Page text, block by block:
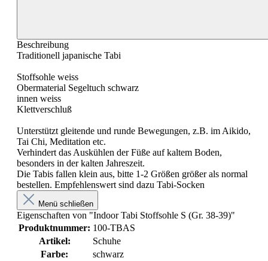
Beschreibung
Traditionell japanische Tabi
Stoffsohle weiss
Obermaterial Segeltuch schwarz
innen weiss
Klettverschluß
Unterstützt gleitende und runde Bewegungen, z.B. im Aikido,
Tai Chi, Meditation etc.
Verhindert das Auskühlen der Füße auf kaltem Boden,
besonders in der kalten Jahreszeit.
Die Tabis fallen klein aus, bitte 1-2 Größen größer als normal
bestellen. Empfehlenswert sind dazu Tabi-Socken
Menü schließen
Eigenschaften von "Indoor Tabi Stoffsohle S (Gr. 38-39)"
Produktnummer: 100-TBAS
Artikel:
Schuhe
Farbe:
schwarz